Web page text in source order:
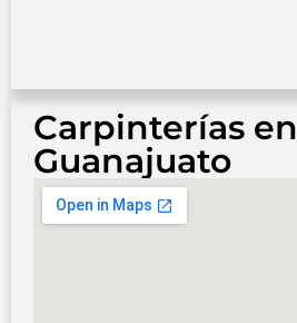
Carpinterías en
Guanajuato